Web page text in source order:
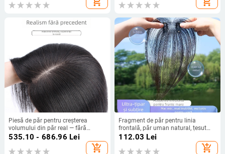
Piesă de păr pentru creșterea
volumului din păr real — fără
cusături, ușoară, acoperire pentru
535.10 - 686.96 Lei
add_shopping_cart
Fragment de păr pentru linia
frontală, păr uman natural, țesut
manual, model 877, poate fi vopsit
112.03 Lei
add_shopping_cart